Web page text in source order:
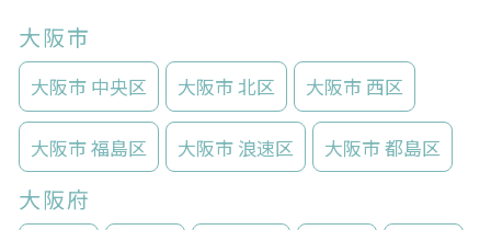
大阪市
大阪市 中央区 大阪市 北区 大阪市 西区
大阪市 福島区 大阪市 浪速区 大阪市 都島区
大阪府